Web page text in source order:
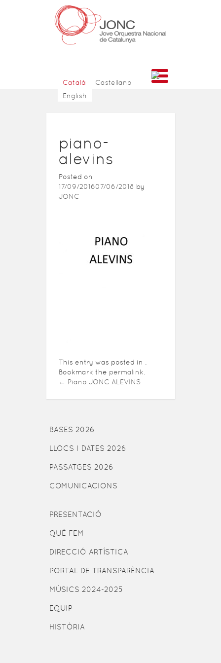
Català
Castellano
English
piano-
alevins
Posted on
17/09/201607/06/2018 by
JONC
This entry was posted in .
Bookmark the permalink
← Piano JONC ALEVINS
BASES 2026
LLOCS I DATES 2026
PASSATGES 2026
COMUNICACIONS
PRESENTACIÓ
QUÈ FEM
DIRECCIÓ ARTÍSTICA
PORTAL DE TRANSPARÈNCIA
MÚSICS 2024-2025
EQUIP
HISTÒRIA